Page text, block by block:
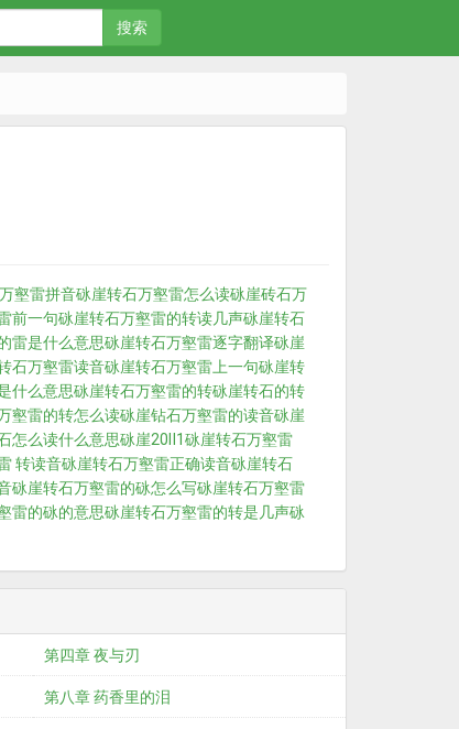
搜索
壑雷拼音砯崖转石万壑雷怎么读砯崖砖石万
前一句砯崖转石万壑雷的转读几声砯崖转石
雷是什么意思砯崖转石万壑雷逐字翻译砯崖
石万壑雷读音砯崖转石万壑雷上一句砯崖转
什么意思砯崖转石万壑雷的转砯崖转石的转
壑雷的转怎么读砯崖钻石万壑雷的读音砯崖
怎么读什么意思砯崖20Ⅱ1砯崖转石万壑雷
转读音砯崖转石万壑雷正确读音砯崖转石
砯崖转石万壑雷的砯怎么写砯崖转石万壑雷
雷的砯的意思砯崖转石万壑雷的转是几声砯
第四章 夜与刃
第八章 药香里的泪